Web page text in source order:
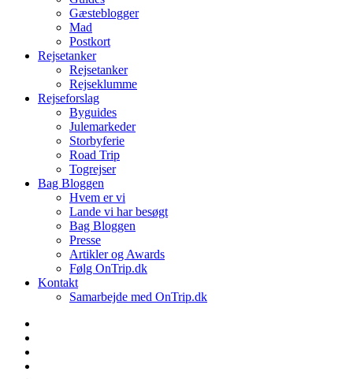
Gæsteblogger
Mad
Postkort
Rejsetanker
Rejsetanker
Rejseklumme
Rejseforslag
Byguides
Julemarkeder
Storbyferie
Road Trip
Togrejser
Bag Bloggen
Hvem er vi
Lande vi har besøgt
Bag Bloggen
Presse
Artikler og Awards
Følg OnTrip.dk
Kontakt
Samarbejde med OnTrip.dk